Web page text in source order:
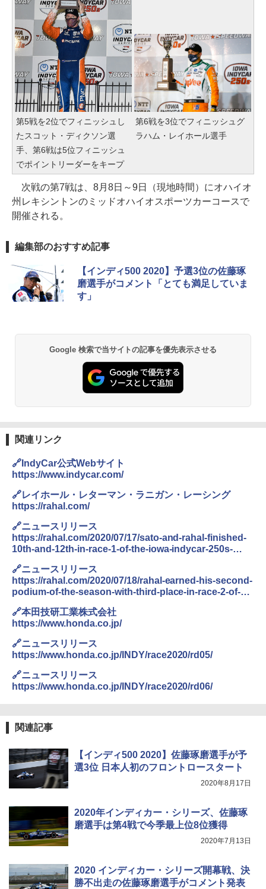
第5戦を2位でフィニッシュし
たスコット・ディクソン選
手、第6戦は5位フィニッシュ
でポイントリーダーをキープ
第6戦を3位でフィニッシュグ
ラハム・レイホール選手
次戦の第7戦は、8月8日～9日（現地時間）にオハイオ
州レキシントンのミッドオハイオスポーツカーコースで
開催される。
編集部のおすすめ記事
【インディ500 2020】予選3位の佐藤琢
磨選手がコメント「とても満足していま
す」
Google 検索で当サイトの記事を優先表示させる
関連リンク
🔗IndyCar公式Webサイト
https://www.indycar.com/
🔗レイホール・レターマン・ラニガン・レーシング
https://rahal.com/
🔗ニュースリリース
https://rahal.com/2020/07/17/sato-and-rahal-finished-
10th-and-12th-in-race-1-of-the-iowa-indycar-250s-
🔗ニュースリリース
https://rahal.com/2020/07/18/rahal-earned-his-second-
podium-of-the-season-with-third-place-in-race-2-of-
and-finished-21st/
🔗本田技研工業株式会社
https://www.honda.co.jp/
🔗ニュースリリース
https://www.honda.co.jp/INDY/race2020/rd05/
🔗ニュースリリース
https://www.honda.co.jp/INDY/race2020/rd06/
関連記事
【インディ500 2020】佐藤琢磨選手が予
選3位 日本人初のフロントロースタート
2020年8月17日
2020年インディカー・シリーズ、佐藤琢
磨選手は第4戦で今季最上位8位獲得
2020年7月13日
2020 インディカー・シリーズ開幕戦、決
勝不出走の佐藤琢磨選手がコメント発表